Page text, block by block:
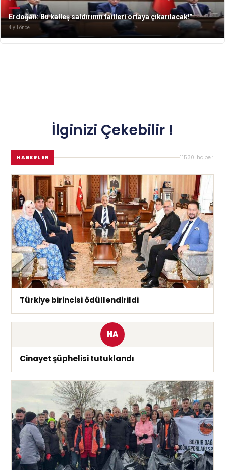
Erdoğan: Bu kalleş saldırının failleri ortaya çıkarılacak!”
4 yıl önce
İlginizi Çekebilir !
HABERLER 11530 haber
Türkiye birincisi ödüllendirildi
HA
Cinayet şüphelisi tutuklandı